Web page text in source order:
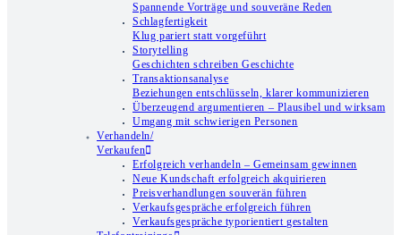
Spannende Vorträge und souveräne Reden
Schlagfertigkeit
Klug pariert statt vorgeführt
Storytelling
Geschichten schreiben Geschichte
Transaktionsanalyse
Beziehungen entschlüsseln, klarer kommunizieren
Überzeugend argumentieren – Plausibel und wirksam
Umgang mit schwierigen Personen
Verhandeln/
Verkaufen
Erfolgreich verhandeln – Gemeinsam gewinnen
Neue Kundschaft erfolgreich akquirieren
Preisverhandlungen souverän führen
Verkaufsgespräche erfolgreich führen
Verkaufsgespräche typorientiert gestalten